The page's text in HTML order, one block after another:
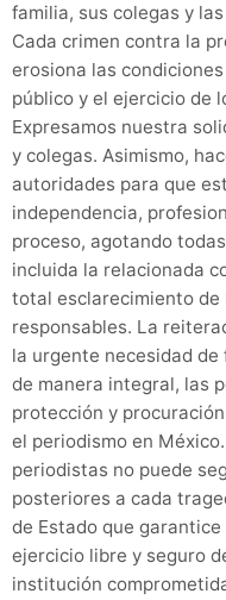
familia, sus colegas y
Cada crimen contra la
erosiona las
público y el ejercicio de
Expresamos nuestra
y colegas. Asimismo,
autoridades para que
independencia,
proceso, agotando
incluida la relacionada
total esclarecimiento de
responsables. La
la urgente necesidad
de manera integral, las
protección y
el periodismo en
periodistas no puede
posteriores a cada
de Estado que
ejercicio libre y seguro
institución